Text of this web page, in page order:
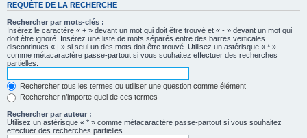
REQUÊTE DE LA RECHERCHE
Rechercher par mots-clés :
Insérez le caractère « + » devant un mot qui doit être trouvé et « - » devant un mot qui
doit être ignoré. Insérez une liste de mots séparés entre des barres verticales
discontinues « | » si seul un des mots doit être trouvé. Utilisez un astérisque « * »
comme métacaractère passe-partout si vous souhaitez effectuer des recherches
partielles.
Rechercher tous les termes ou utiliser une question comme élément
Rechercher n’importe quel de ces termes
Rechercher par auteur :
Utilisez un astérisque « * » comme métacaractère passe-partout si vous souhaitez
effectuer des recherches partielles.